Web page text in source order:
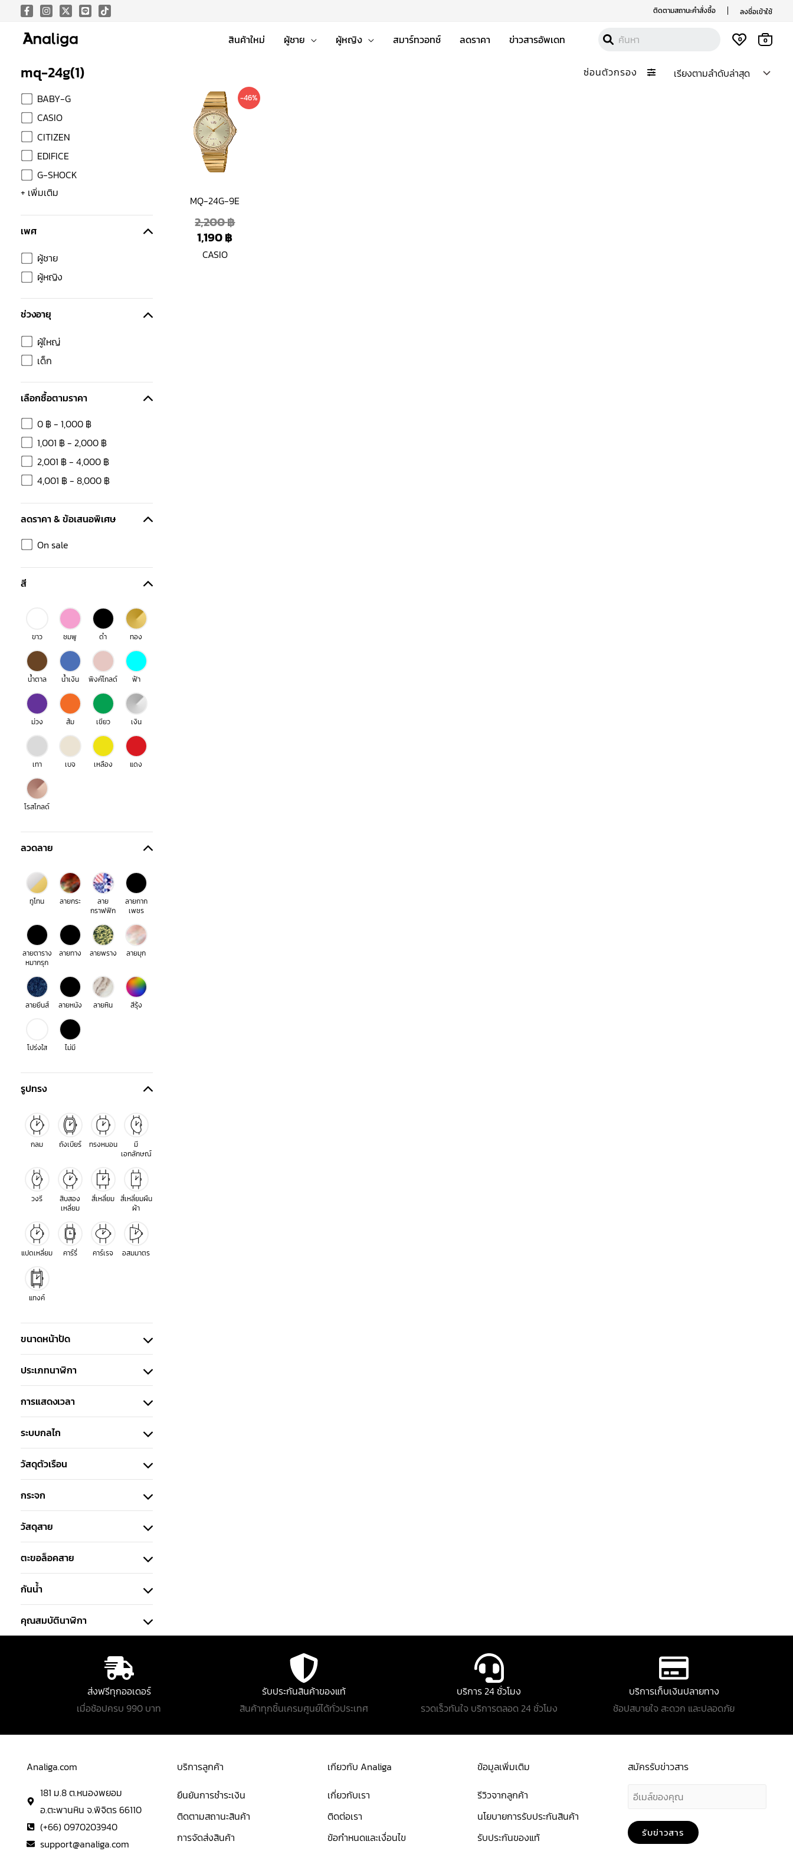
content
ติดตามสถานะคำสั่งซื้อ ลงชื่อเข้าใช้
สินค้าใหม่ ผู้ชาย ผู้หญิง สมาร์ทวอทช์ ลดราคา ข่าวสารอัพเดท 0 0
mq-24g(1)
ซ่อนตัวกรอง
BABY-G
CASIO
CITIZEN
EDIFICE
G-SHOCK
+ เพิ่มเติม
เพศ
ผู้ชาย
ผู้หญิง
ช่วงอายุ
ผู้ใหญ่
เด็ก
เลือกซื้อตามราคา
0 ฿- 1,000 ฿
1,001 ฿- 2,000 ฿
2,001 ฿- 4,000 ฿
4,001 ฿- 8,000 ฿
ลดราคา & ข้อเสนอพิเศษ
On sale
สี
ขาว ชมพู ดำ ทอง
น้ำตาล น้ำเงิน พิงค์โกลด์ ฟ้า
ม่วง ส้ม เขียว เงิน
เทา เบจ เหลือง แดง
โรสโกลด์
ลวดลาย
ทูโทน ลายกระ
ลาย
กราฟฟิก
ลายกาก
เพชร
ลายตาราง
หมากรุก
ลายทาง ลายพราง ลายมุก
ลายยีนส์ ลายหนัง ลายหิน สีรุ้ง
โปร่งใส ไม่มี
รูปทรง
กลม ถังเบียร์ ทรงหมอน
มี
เอกลักษณ์
วงรี
สิบสอง
เหลี่ยม
สี่เหลี่ยม สี่เหลี่ยมผืน
ผ้า
แปดเหลี่ยม คาร์รี่ คาร์เรจ อสมมาตร
แทงค์
ขนาดหน้าปัด
ประเภทนาฬิกา
การแสดงเวลา
ระบบกลไก
วัสดุตัวเรือน
กระจก
วัสดุสาย
ตะขอล็อคสาย
กันน้ำ
คุณสมบัตินาฬิกา
-46%
MQ-24G-9E
2,200฿
Original
price
was:
2,200 ฿.
1,190฿
Current
price
is:
1,190 ฿.
CASIO
ส่งฟรีทุกออเดอร์
เมื่อช้อปครบ 990 บาท
รับประกันสินค้าของแท้
สินค้าทุกชิ้นเครมศูนย์ได้ทั่วประเทศ
บริการ 24 ชั่วโมง
รวดเร็วทันใจ บริการตลอด 24 ชั่วโมง
บริการเก็บเงินปลายทาง
ช้อปสบายใจ สะดวก และปลอดภัย
Analiga.com
181 ม.8 ต.หนองพยอม
อ.ตะพานหิน จ.พิจิตร 66110
(+66) 0970203940
support@analiga.com
บริการลูกค้า
ยืนยันการชำระเงิน
ติดตามสถานะสินค้า
การจัดส่งสินค้า
เกียวกับ Analiga
เกี่ยวกับเรา
ติดต่อเรา
ข้อกำหนดและเงื่อนไข
ข้อมูลเพิ่มเติม
รีวิวจากลูกค้า
นโยบายการรับประกันสินค้า
รับประกันของแท้
สมัครรับข่าวสาร
a
i
รับข่าวสาร